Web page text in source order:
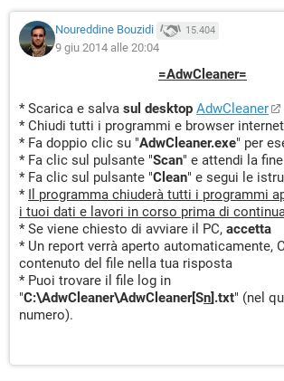
Noureddine Bouzidi 15.404
9 giu 2014 alle 20:04
=AdwCleaner=
* Scarica e salva sul desktop AdwCleaner
* Chiudi tutti i programmi e browser
* Fa doppio clic su "AdwCleaner.exe" per
* Fa clic sul pulsante "Scan" e attendi la
* Fa clic sul pulsante "Clean" e segui le
* Il programma chiuderà tutti i programmi
i tuoi dati e lavori in corso prima di
* Se viene chiesto di avviare il PC, accetta
* Un report verrà aperto automaticamente,
contenuto del file nella tua risposta
* Puoi trovare il file log in
"C:\AdwCleaner\AdwCleaner[Sn].txt" (nel
numero).